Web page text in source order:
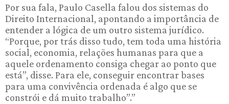
Por sua fala, Paulo Casella falou dos sistemas do
Direito Internacional, apontando a importância de
entender a lógica de um outro sistema jurídico.
“Porque, por trás disso tudo, tem toda uma história
social, economia, relações humanas para que a
aquele ordenamento consiga chegar ao ponto que
está”, disse. Para ele, conseguir encontrar bases
para uma convivência ordenada é algo que se
constrói e dá muito trabalho”.”